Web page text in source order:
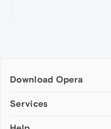
Download Opera
Computer browsers
Services
Add-ons